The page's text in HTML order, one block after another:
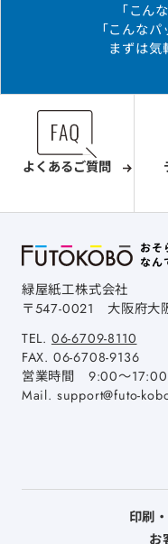
「こん
「こんな
まずは気
よくあるご質問
おそ
なん
緑屋紙工株式会社
〒547-0021 大阪府大
TEL. 06-6709-8110
FAX. 06-6708-9136
営業時間 9:00～
Mail. support@futo-
印刷
お